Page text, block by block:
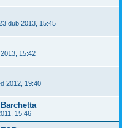
dub 2013, 15:45
15:42
2012, 19:40
15:46